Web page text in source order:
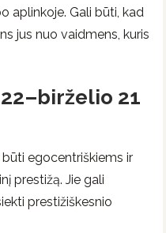
aplinkoje. Gali būti, kad
jus nuo vaidmens, kuris
21
egocentriškiems ir
prestižą. Jie gali
prestižiškesnio